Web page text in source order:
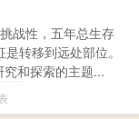
战性，五年总生存
转移到远处部位。
和探索的主题...